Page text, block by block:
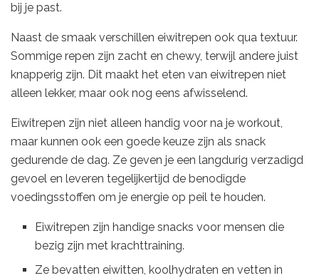
bij je past.
Naast de smaak verschillen eiwitrepen ook qua textuur.
Sommige repen zijn zacht en chewy, terwijl andere juist
knapperig zijn. Dit maakt het eten van eiwitrepen niet
alleen lekker, maar ook nog eens afwisselend.
Eiwitrepen zijn niet alleen handig voor na je workout,
maar kunnen ook een goede keuze zijn als snack
gedurende de dag. Ze geven je een langdurig verzadigd
gevoel en leveren tegelijkertijd de benodigde
voedingsstoffen om je energie op peil te houden.
Eiwitrepen zijn handige snacks voor mensen die
bezig zijn met krachttraining.
Ze bevatten eiwitten, koolhydraten en vetten in